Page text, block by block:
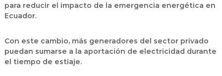
para reducir el impacto de la emergencia energética en
Ecuador.
Con este cambio, más generadores del sector privado
puedan sumarse a la aportación de electricidad durante
el tiempo de estiaje.